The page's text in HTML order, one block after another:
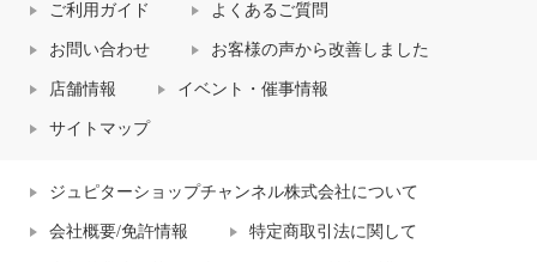
ご利用ガイド よくあるご質問
お問い合わせ お客様の声から改善しました
店舗情報 イベント・催事情報
サイトマップ
ジュピターショップチャンネル株式会社について
会社概要/免許情報 特定商取引法に関して